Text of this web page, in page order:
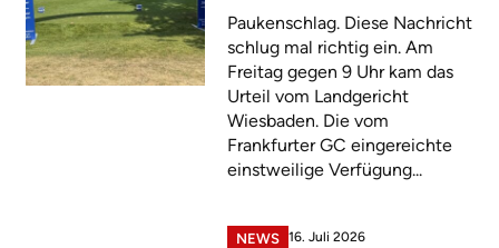
Paukenschlag. Diese Nachricht
schlug mal richtig ein. Am
Freitag gegen 9 Uhr kam das
Urteil vom Landgericht
Wiesbaden. Die vom
Frankfurter GC eingereichte
einstweilige Verfügung...
NEWS 16. Juli 2026